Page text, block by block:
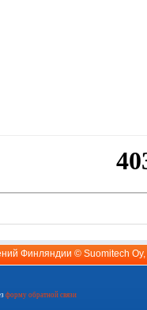
Финляндии © Suomitech Oy
форму обратной связи